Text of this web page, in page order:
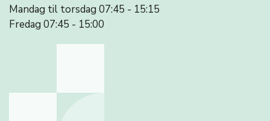
Mandag til torsdag 07:45 - 15:15
Fredag 07:45 - 15:00